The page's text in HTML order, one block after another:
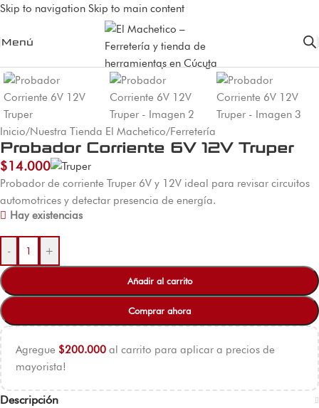
Skip to navigation Skip to main content
Menú
Inicio/Nuestra Tienda El Machetico/Ferretería
Probador Corriente 6V 12V Truper
$14.000
Probador de corriente Truper 6V y 12V ideal para revisar circuitos
automotrices y detectar presencia de energía.
Hay existencias
- +
Añadir al carrito
Comprar ahora
Agregue $200.000 al carrito para aplicar a precios de
mayorista!
Descripción